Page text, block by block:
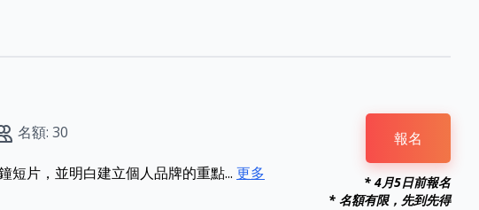
名額: 30
短片，並明白建立個人品牌的重點... 更多
報名
* 4月5日前報名
* 名額有限，先到先得